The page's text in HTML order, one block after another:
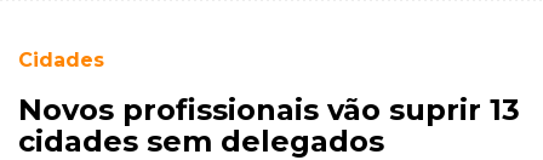
Cidades
Novos profissionais vão suprir 13
cidades sem delegados